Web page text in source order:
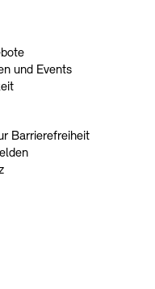
und Events
Barrierefreiheit